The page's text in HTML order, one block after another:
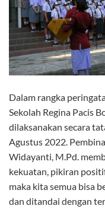
Dalam rangka
Sekolah Regina Pacis
dilaksanakan secara
Agustus 2022.
Widayanti, M.Pd.
kekuatan, pikiran
maka kita semua bisa
dan ditandai dengan